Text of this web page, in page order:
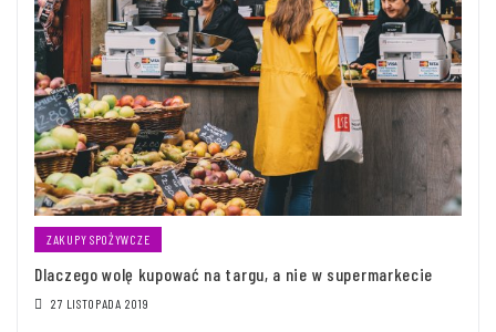
ZAKUPY SPOŻYWCZE
Dlaczego wolę kupować na targu, a nie w supermarkecie
27 LISTOPADA 2019